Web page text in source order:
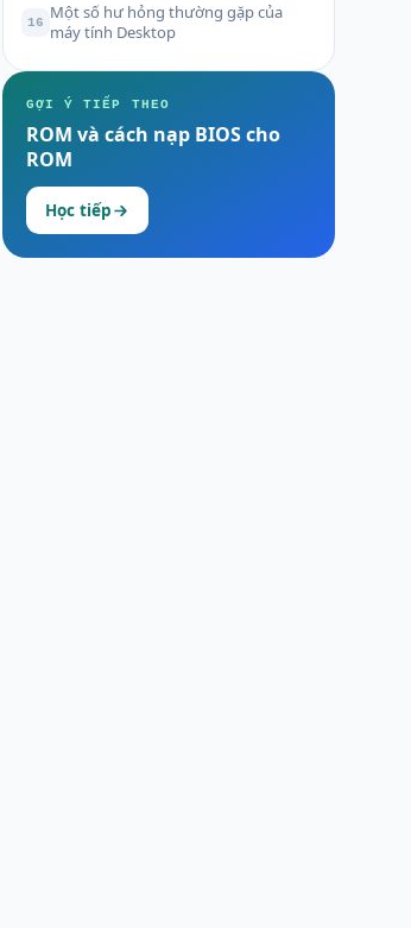
16 Một số hư hỏng thường gặp của
máy tính Desktop
GỢI Ý TIẾP THEO
ROM và cách nạp BIOS cho
ROM
Học tiếp